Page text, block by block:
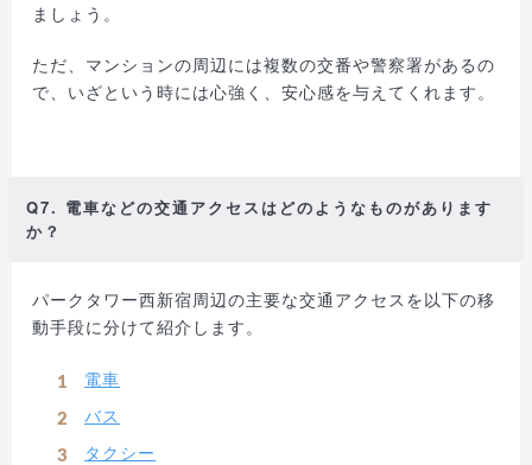
ましょう。
ただ、マンションの周辺には複数の交番や警察署があるの
で、いざという時には心強く、安心感を与えてくれます。
Q7. 電車などの交通アクセスはどのようなものがあります
か？
パークタワー西新宿周辺の主要な交通アクセスを以下の移
動手段に分けて紹介します。
電車
バス
タクシー